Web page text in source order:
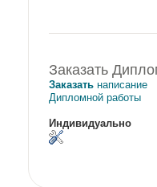
Заказать
Заказать написание
Дипломной работы
Индивидуально